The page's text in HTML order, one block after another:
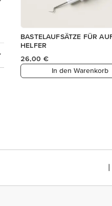
BASTELAUFSÄTZE FÜR
HELFER
26,00 €
In den Warenkorb